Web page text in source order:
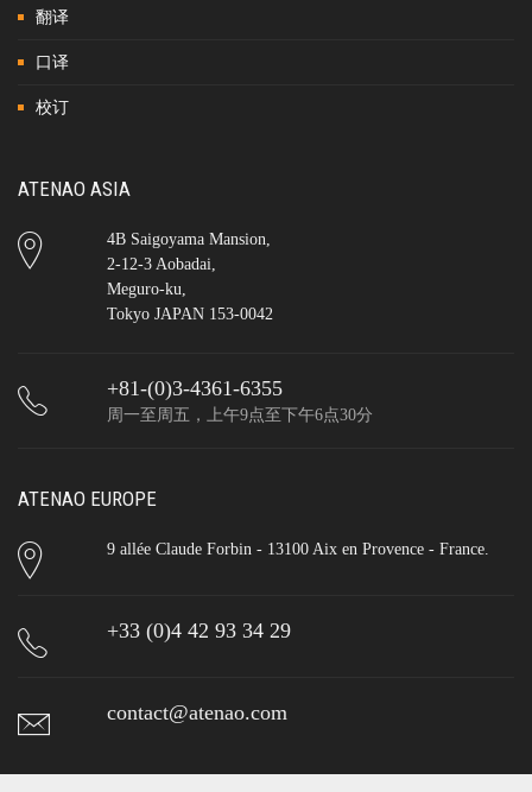
翻译
口译
校订
ATENAO ASIA
4B Saigoyama Mansion,
2-12-3 Aobadai,
Meguro-ku,
Tokyo JAPAN 153-0042
+81-(0)3-4361-6355
周一至周五，上午9点至下午6点30分
ATENAO EUROPE
9 allée Claude Forbin - 13100 Aix en Provence - France.
+33 (0)4 42 93 34 29
contact@atenao.com